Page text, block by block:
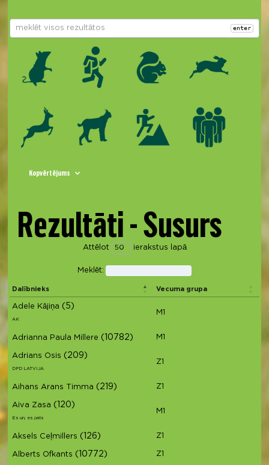
enter
Kopvērtējums
Rezultāti - Susurs
Attēlot ierakstus lapā
Meklēt:
Dalībnieks Vecuma grupa
Adele Kājiņa (5)
AK
M1
Adrianna Paula Millere (10782) M1
Adrians Osis (209)
DPD LATVIJA
Z1
Aihans Arans Timma (219) Z1
Aiva Zasa (120)
Es un, es pats
M1
Aksels Ceļmillers (126) Z1
Alberts Ofkants (10772) Z1